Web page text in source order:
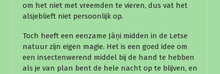
om het niet met vreemden te vieren, dus vat het
alsjeblieft niet persoonlijk op.
Toch heeft een eenzame Jāņi midden in de Letse
natuur zijn eigen magie. Het is een goed idee om
een insectenwerend middel bij de hand te hebben
als je van plan bent de hele nacht op te blijven, en